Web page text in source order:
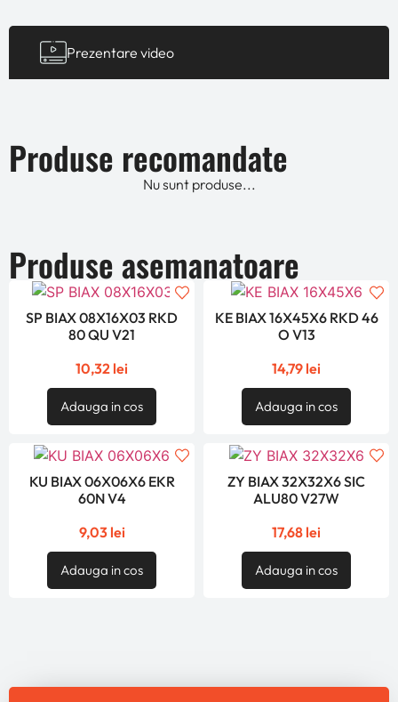
Prezentare video
Produse recomandate
Nu sunt produse...
Produse asemanatoare
SP BIAX 08X16X03 RKD
80 QU V21
10,32 lei
Adauga in cos
KE BIAX 16X45X6 RKD 46
O V13
14,79 lei
Adauga in cos
KU BIAX 06X06X6 EKR
60N V4
9,03 lei
Adauga in cos
ZY BIAX 32X32X6 SIC
ALU80 V27W
17,68 lei
Adauga in cos